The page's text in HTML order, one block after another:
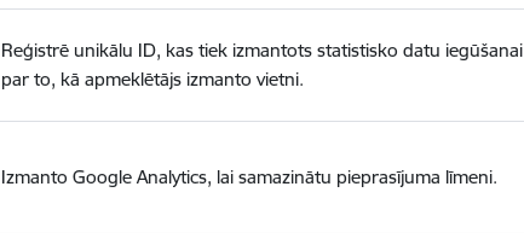
Reģistrē unikālu ID, kas tiek izmantots statistisko datu iegūšanai
par to, kā apmeklētājs izmanto vietni.
Izmanto Google Analytics, lai samazinātu pieprasījuma līmeni.